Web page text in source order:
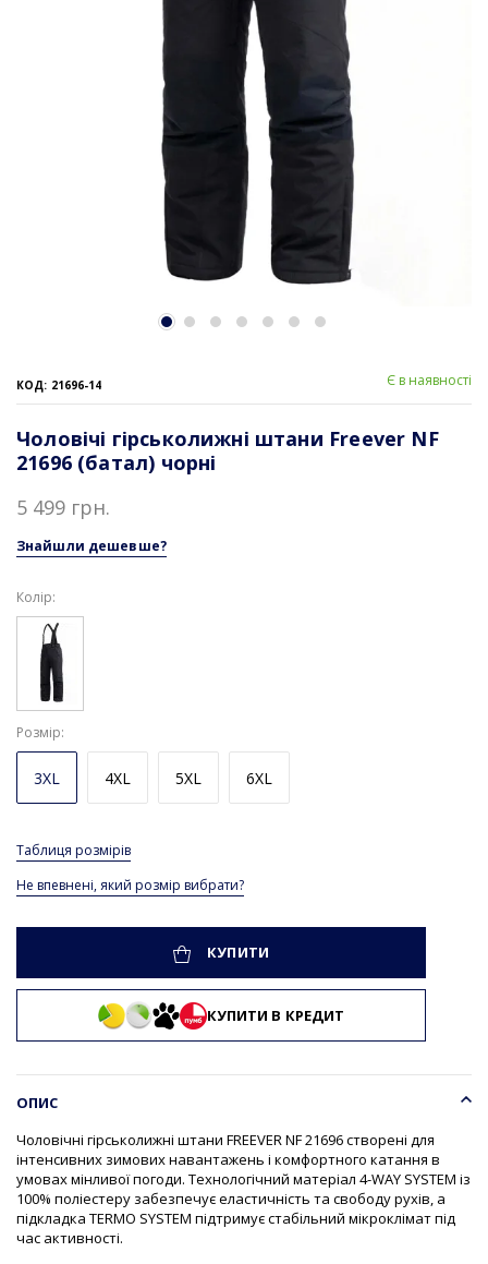
КОД: 21696-14 Є в наявності
Чоловічі гірськолижні штани Freever NF
21696 (батал) чорні
5 499 грн.
Знайшли дешевше?
Колір:
Розмір
3XL 4XL 5XL 6XL
Таблиця розмірів
Не впевнені, який розмір вибрати?
КУПИТИ
КУПИТИ В КРЕДИТ
ОПИС
Чоловічні гірськолижні штани FREEVER NF 21696 створені для
інтенсивних зимових навантажень і комфортного катання в
умовах мінливої погоди. Технологічний матеріал 4-WAY SYSTEM із
100% поліестеру забезпечує еластичність та свободу рухів, а
підкладка TERMO SYSTEM підтримує стабільний мікроклімат під
час активності.